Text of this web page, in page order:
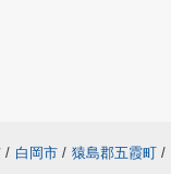
/ 白岡市 / 猿島郡五霞町 /